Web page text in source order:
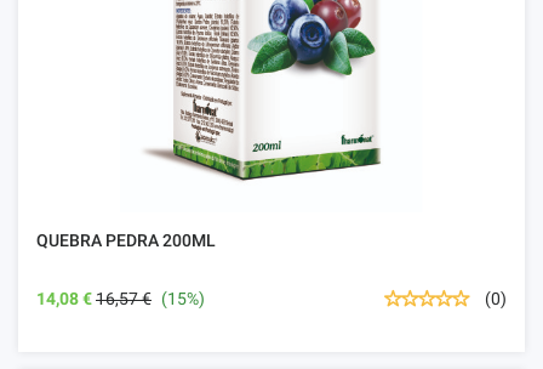
QUEBRA PEDRA 200ML
14,08 €16,57 € (15%) (0)